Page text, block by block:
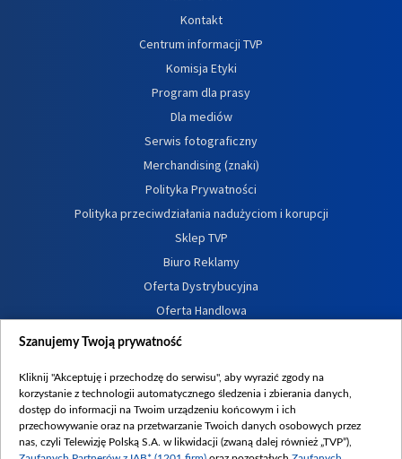
Kontakt
Centrum informacji TVP
Komisja Etyki
Program dla prasy
Dla mediów
Serwis fotograficzny
Merchandising (znaki)
Polityka Prywatności
Polityka przeciwdziałania nadużyciom i korupcji
Sklep TVP
Biuro Reklamy
Oferta Dystrybucyjna
Oferta Handlowa
Dostępność
Procedura zgłoszeń wewnętrznych
Szanujemy Twoją prywatność
Kliknij "Akceptuję i przechodzę do serwisu", aby wyrazić zgody na
korzystanie z technologii automatycznego śledzenia i zbierania danych,
dostęp do informacji na Twoim urządzeniu końcowym i ich
przechowywanie oraz na przetwarzanie Twoich danych osobowych przez
nas, czyli Telewizję Polską S.A. w likwidacji (zwaną dalej również „TVP”),